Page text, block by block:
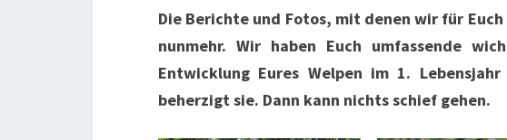
Die Berichte und Fotos, mit denen wir für
nunmehr. Wir haben Euch umfassende
Entwicklung Eures Welpen im 1.
beherzigt sie. Dann kann nichts schief gehen.